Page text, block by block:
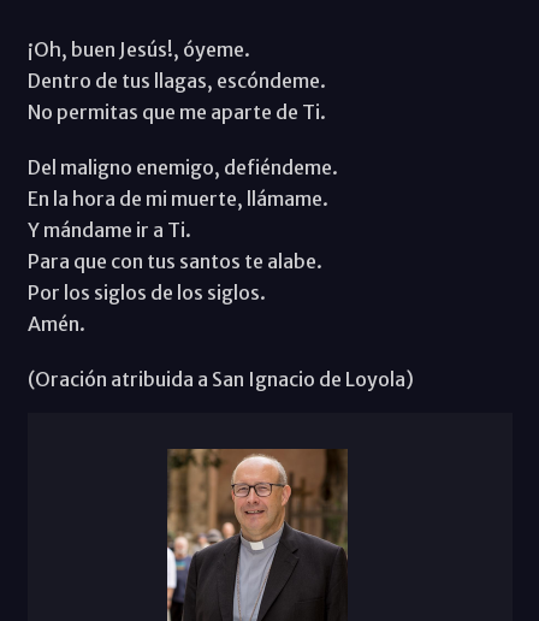
¡Oh, buen Jesús!, óyeme.
Dentro de tus llagas, escóndeme.
No permitas que me aparte de Ti.
Del maligno enemigo, defiéndeme.
En la hora de mi muerte, llámame.
Y mándame ir a Ti.
Para que con tus santos te alabe.
Por los siglos de los siglos.
Amén.
(Oración atribuida a San Ignacio de Loyola)